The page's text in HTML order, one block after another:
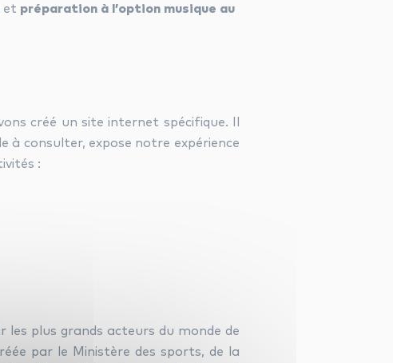
et préparation à l’option musique au
créé un site internet spécifique. Il
à consulter, expose notre expérience
:
les plus grands acteurs du monde de
par le Ministère des sports, de la